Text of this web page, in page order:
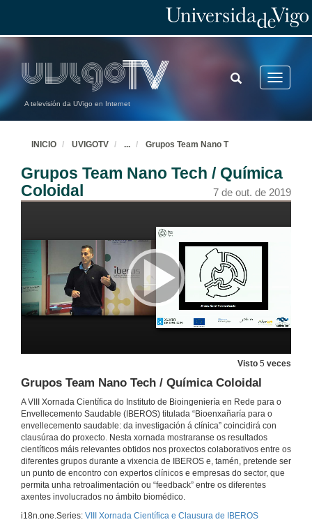
A televisión da UVigo en Internet
Toggle
TOGGLE
SEARCH
INICIO UVIGOTV ... Grupos Team Nano T
Grupos Team Nano Tech / Química
Coloidal
7 de out. de 2019
Visto 5 veces
Grupos Team Nano Tech / Química Coloidal
A VIII Xornada Científica do Instituto de Bioingeniería en Rede para o
Envellecemento Saudable (IBEROS) titulada “Bioenxañaría para o
envellecemento saudable: da investigación á clínica” coincidirá con
clausúraa do proxecto. Nesta xornada mostraranse os resultados
científicos máis relevantes obtidos nos proxectos colaborativos entre os
diferentes grupos durante a vixencia de IBEROS e, tamén, pretende ser
un punto de encontro con expertos clínicos e empresas do sector, que
permita unha retroalimentación ou “feedback” entre os diferentes
axentes involucrados no ámbito biomédico.
i18n.one.Series: VIII Xornada Científica e Clausura de IBEROS
Presentación da Xornada
7 de out. de 2019
7 de out. de 2019
Development of biomaterials based on marine biopolymers and ceramics for application in tissue engineering strategies
7 de out. de 2019